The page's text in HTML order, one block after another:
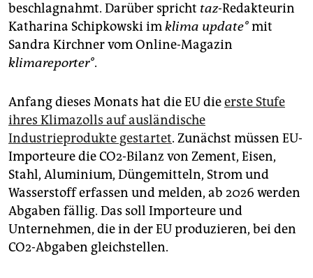
beschlagnahmt. Darüber spricht taz-Redakteurin
Katharina Schipkowski imklima update°mit
Sandra Kirchner vom Online-Magazin
klimareporter°.
Anfang dieses Monats hat die EU dieerste Stufe
ihres Klimazolls auf ausländische
Industrieprodukte gestartet. Zunächst müssen EU-
Importeure die CO2-Bilanz von Zement, Eisen,
Stahl, Aluminium, Düngemitteln, Strom und
Wasserstoff erfassen und melden, ab 2026 werden
Abgaben fällig. Das soll Importeure und
Unternehmen, die in der EU produzieren, bei den
CO2-Abgaben gleichstellen.